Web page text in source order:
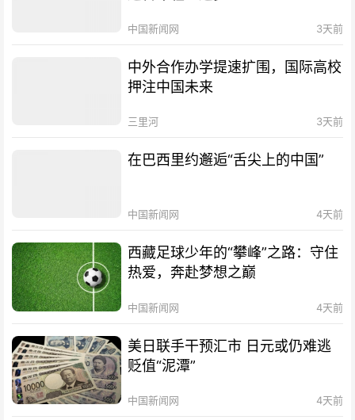
中国新闻网 3天前
中外合作办学提速扩围，国际高校
押注中国未来
三里河 3天前
在巴西里约邂逅“舌尖上的中国”
中国新闻网 4天前
西藏足球少年的“攀峰”之路：守住
热爱，奔赴梦想之巅
中国新闻网 4天前
美日联手干预汇市 日元或仍难逃
贬值“泥潭”
中国新闻网 4天前